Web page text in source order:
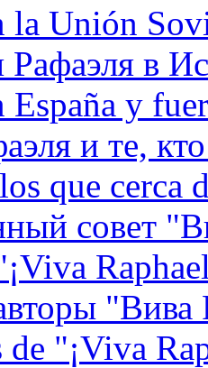
la Unión
Рафаэля в
España y
и те,
que cerca
совет
"Вива
"¡Viva